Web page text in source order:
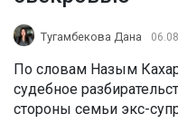
Тугамбекова Дана
По словам Назым
судебное
стороны семьи экс-